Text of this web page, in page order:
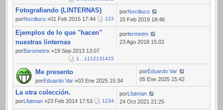
Fotografiando (LINTERNAS)
porNoctiluco »01 Feb 2015 17:44 123
porNoctiluco
15 Feb 2019 18:46
Ejemplos de lo que "hacen"
nuestras linternas
porBarometrix »19 Sep 2013 13:07
1 11 12131415
porfermintm
23 Ago 2018 15:02
Me presento
porEduardo Var »03 Ene 2025 15:34
porEduardo Var
05 Ene 2025 15:42
La otra colección.
porLfatman »23 Feb 2014 17:53 1234
porLfatman
24 Oct 2021 21:25